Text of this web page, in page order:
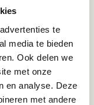
te
media te bieden
Ook delen we
met onze
en analyse. Deze
met andere